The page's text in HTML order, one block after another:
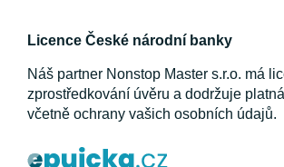
Licence České národní banky
Náš partner Nonstop Master s.r.o. má
zprostředkování úvěru a dodržuje
včetně ochrany vašich osobních údajů.